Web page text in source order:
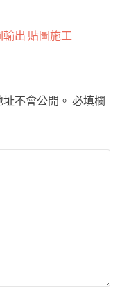
出 貼圖施工
不會公開。 必填欄